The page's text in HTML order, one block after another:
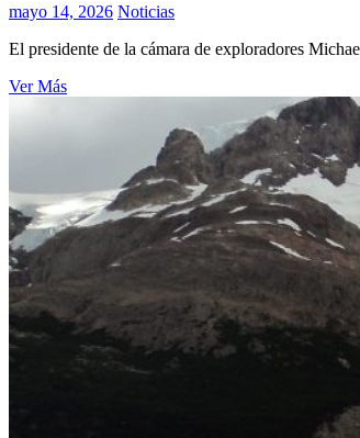
mayo 14, 2026 Noticias
El presidente de la cámara de exploradores
Ver Más